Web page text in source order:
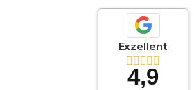
Exzellent
4,9